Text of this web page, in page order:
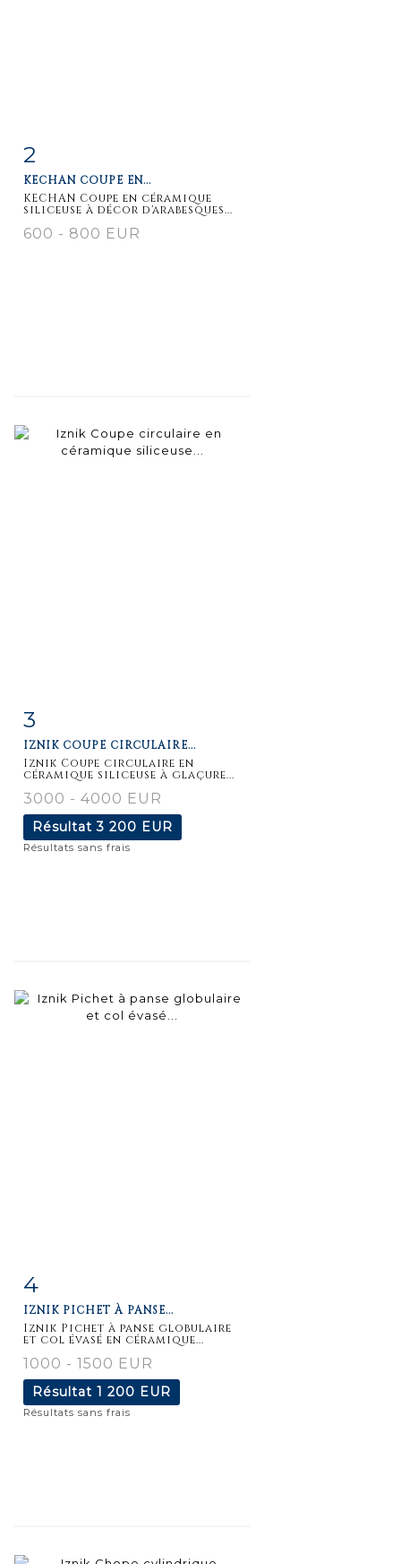
détaillée
2
KECHAN COUPE EN...
KECHAN Coupe en céramique
siliceuse à décor d'arabesques...
600 - 800 EUR
3
IZNIK COUPE CIRCULAIRE...
Iznik Coupe circulaire en
céramique siliceuse à glaçure...
3000 - 4000 EUR
Résultat3 200 EUR
Résultats sans frais
4
IZNIK PICHET À PANSE...
Iznik Pichet à panse globulaire
et col évasé en céramique...
1000 - 1500 EUR
Résultat 1 200 EUR
Résultats sans frais